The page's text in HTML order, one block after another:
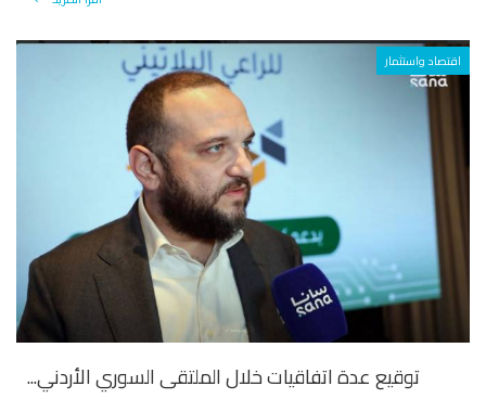
واستثمار
توقيع عدة اتفاقيات خلال الملتقى السوري الأردني...